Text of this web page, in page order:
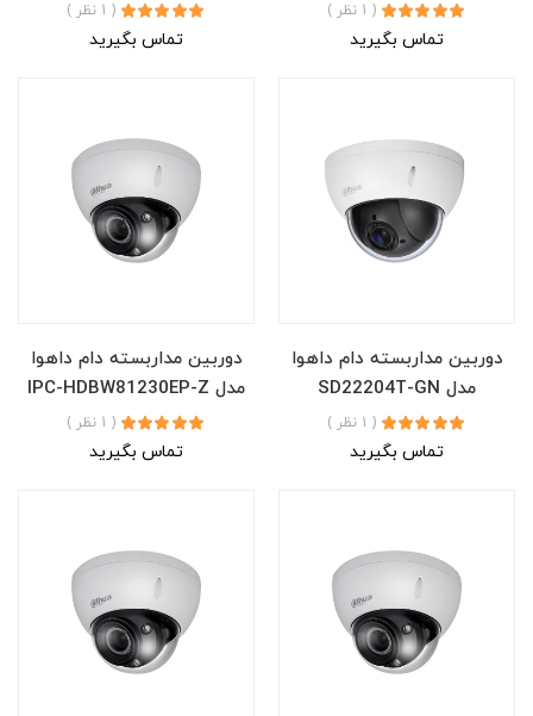
( 1 نظر )
تماس بگیرید
( 1 نظر )
تماس بگیرید
دوربین مداربسته دام داهوا
مدل SD22204T-GN
( 1 نظر )
تماس بگیرید
دوربین مداربسته دام داهوا
مدل IPC-HDBW81230EP-Z
( 1 نظر )
تماس بگیرید